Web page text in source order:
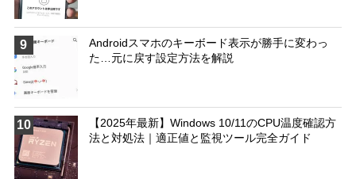
9
Androidスマホのキーボード表示が勝手に変わっ
た…元に戻す設定方法を解説
10
【2025年最新】Windows 10/11のCPU温度確認方
法と対処法｜適正値と監視ツール完全ガイド